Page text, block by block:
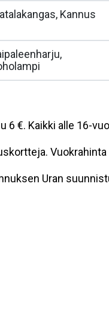
Kannus
€. Kaikki alle 16-
Vuokrahinta
Uran